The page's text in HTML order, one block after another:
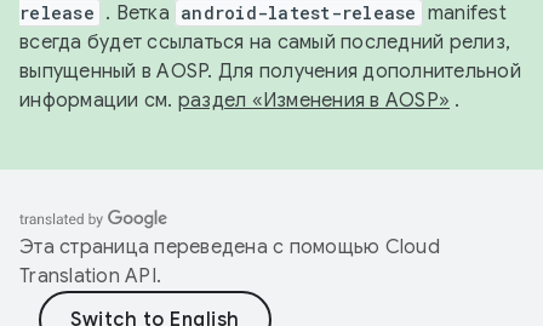
release . Ветка android-latest-release manifest
всегда будет ссылаться на самый последний релиз,
выпущенный в AOSP. Для получения дополнительной
информации см. раздел «Изменения в AOSP» .
Эта страница переведена с помощью Cloud
Translation API.